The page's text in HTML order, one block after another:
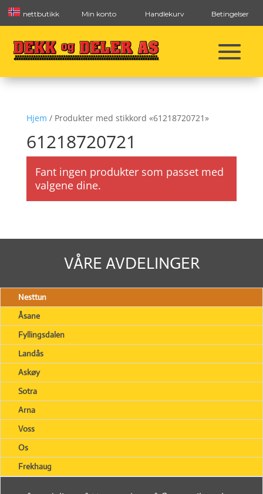
nettbutikk Min konto Handlekurv Betingelser
Hjem / Produkter med stikkord «61218720721»
61218720721
Fant ingen produkter som passet med
valgene dine.
VÅRE AVDELINGER
Nesttun
Åsane
Fyllingsdalen
Landås
Askøy
Sotra
Arna
Voss
Os
Frekhaug